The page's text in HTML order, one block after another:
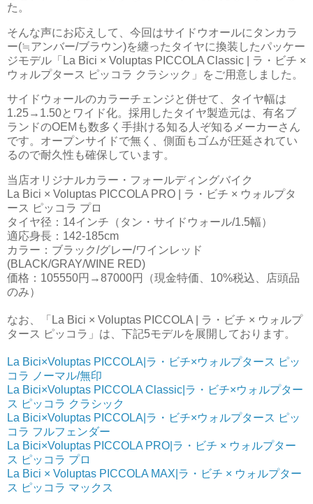
た。
そんな声にお応えして、今回はサイドウオールにタンカラ
ー(≒アンバー/ブラウン)を纏ったタイヤに換装したパッケー
ジモデル「La Bici × Voluptas PICCOLA Classic | ラ・ビチ ×
ウォルプタース ピッコラ クラシック」をご用意しました。
サイドウォールのカラーチェンジと併せて、タイヤ幅は
1.25→1.50とワイド化。採用したタイヤ製造元は、有名ブ
ランドのOEMも数多く手掛ける知る人ぞ知るメーカーさん
です。オープンサイドで無く、側面もゴムが圧延されてい
るので耐久性も確保しています。
当店オリジナルカラー・フォールディングバイク
La Bici × Voluptas PICCOLA PRO | ラ・ビチ × ウォルプタ
ース ピッコラ プロ
タイヤ径：14インチ（タン・サイドウォール/1.5幅）
適応身長：142-185cm
カラー：ブラック/グレー/ワインレッド
(BLACK/GRAY/WINE RED)
価格：105550円→87000円（現金特価、10%税込、店頭品
のみ）
なお、「La Bici × Voluptas PICCOLA | ラ・ビチ × ウォルプ
タース ピッコラ」は、下記5モデルを展開しております。
La Bici×Voluptas PICCOLA|ラ・ビチ×ウォルプタース ピッ
コラ ノーマル/無印
La Bici×Voluptas PICCOLA Classic|ラ・ビチ×ウォルプター
ス ピッコラ クラシック
La Bici×Voluptas PICCOLA|ラ・ビチ×ウォルプタース ピッ
コラ フルフェンダー
La Bici×Voluptas PICCOLA PRO|ラ・ビチ × ウォルプター
ス ピッコラ プロ
La Bici × Voluptas PICCOLA MAX|ラ・ビチ × ウォルプター
ス ピッコラ マックス